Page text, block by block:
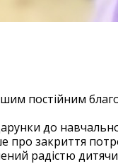
постійним
до
про закриття
радістю